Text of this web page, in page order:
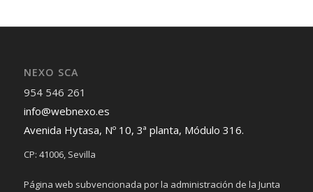
NEXO SCA
954 546 261
info@webnexo.es
Avenida Hytasa, Nº 10, 3ª planta, Módulo 316.
CP: 41006, Sevilla
Página web subvencionada por la administración de la Junta